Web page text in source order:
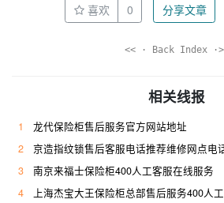
喜欢 0 分享文章
<< · Back Index
相关线报
1
龙代保险柜售后服务官方网站地址
2
京造指纹锁售后客服电话推荐维修网点电
3
南京来福士保险柜400人工客服在线服务
4
上海杰宝大王保险柜总部售后服务400人工热线